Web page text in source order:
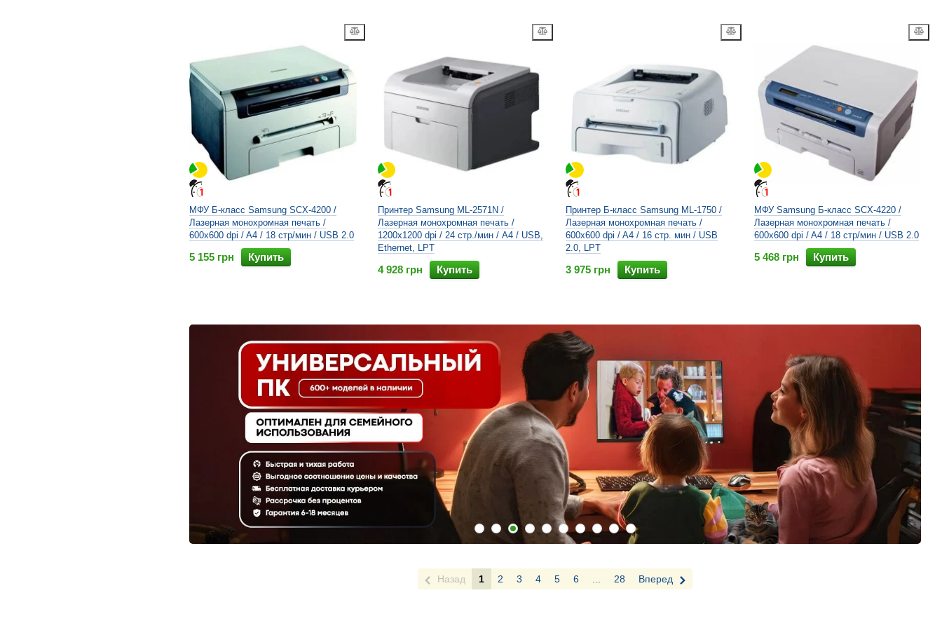
МФУ Б-класс Samsung SCX-4200 /
Лазерная монохромная печать /
600x600 dpi / A4 / 18 стр/мин / USB 2.0
5 155 грн Купить
Принтер Samsung ML-2571N /
Лазерная монохромная печать /
1200x1200 dpi / 24 стр./мин / A4 / USB,
Ethernet, LPT
4 928 грн Купить
Принтер Б-класс Samsung ML-1750 /
Лазерная монохромная печать /
600x600 dpi / A4 / 16 стр. мин / USB
2.0, LPT
3 975 грн Купить
МФУ Samsung Б-класс SCX-4220 /
Лазерная монохромная печать /
600x600 dpi / A4 / 18 стр/мин / USB 2.0
5 468 грн Купить
Назад 1 2 3 4 5 6 ... 28 Вперед